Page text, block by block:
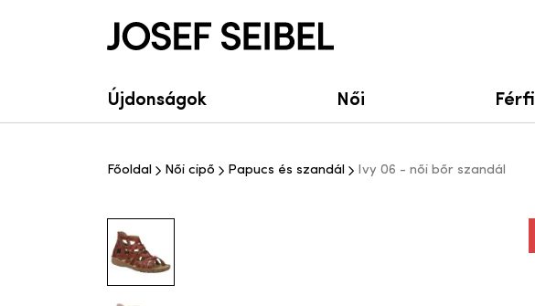
Josef Seibel Webshop
Újdonságok Női Férfi
Főoldal Női cipő Papucs és szandál Ivy 06 - női bőr szandál